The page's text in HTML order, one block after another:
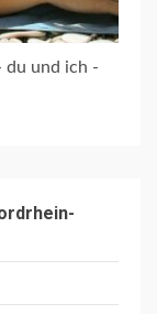
du und ich -